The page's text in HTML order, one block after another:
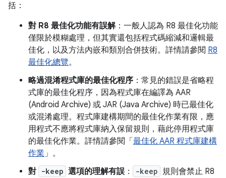
括：
對 R8 最佳化功能有誤解：一般人認為 R8 最佳化功能
僅限於模糊處理，但其實還包括程式碼縮減和邏輯最
佳化，以及方法內嵌和類別合併技術。詳情請參閱 R8
最佳化總覽。
略過混淆程式庫的最佳化程序 ：常見的錯誤是省略程
式庫的最佳化程序，因為程式庫在編譯為 AAR
(Android Archive) 或 JAR (Java Archive) 時已最佳化
或混淆處理。程式庫建構期間的最佳化作業有限，應
用程式不應將程式庫納入保留規則，藉此停用程式庫
的最佳化作業。詳情請參閱「 最佳化 AAR 程式庫建構
作業」。
對 -keep 選項的理解有誤： -keep 規則會禁止 R8